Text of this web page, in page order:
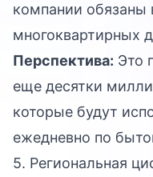
компании обязаны
многоквартирных
Перспектива: Это
еще десятки
которые будут
ежедневно по
5. Региональная